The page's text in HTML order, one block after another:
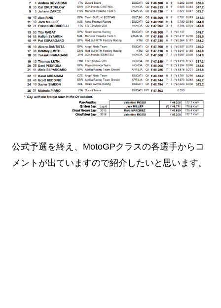
公式予選を終え、MotoGPクラスの各選手からコ
メントが出ていますので紹介したいと思います。